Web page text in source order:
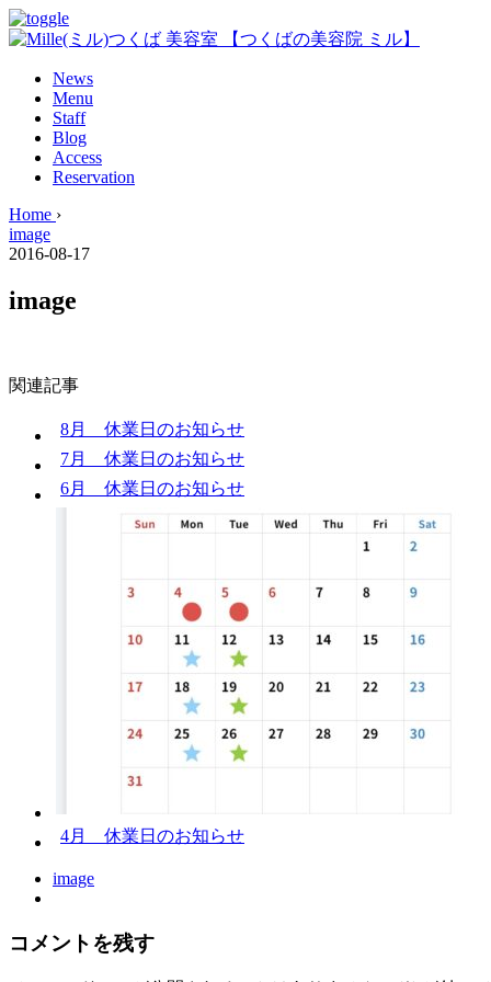
News
Menu
Staff
Blog
Access
Reservation
Home ›
image
2016-08-17
image
関連記事
8月 休業日のお知らせ
7月 休業日のお知らせ
6月 休業日のお知らせ
4月 休業日のお知らせ
image
コメントを残す